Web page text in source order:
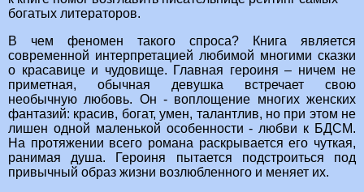
богатых литераторов.
В чем феномен такого спроса? Книга является
современной интерпретацией любимой многими сказки
о красавице и чудовище. Главная героиня – ничем не
приметная, обычная девушка встречает свою
необычную любовь. Он - воплощение многих женских
фантазий: красив, богат, умен, талантлив, но при этом не
лишен одной маленькой особенности - любви к БДСМ.
На протяжении всего романа раскрывается его чуткая,
ранимая душа. Героиня пытается подстроиться под
привычный образ жизни возлюбленного и меняет их.